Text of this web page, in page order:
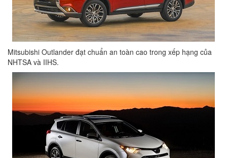
Mitsubishi Outlander đạt chuẩn an toàn cao trong xếp hạng của
NHTSA và IIHS.